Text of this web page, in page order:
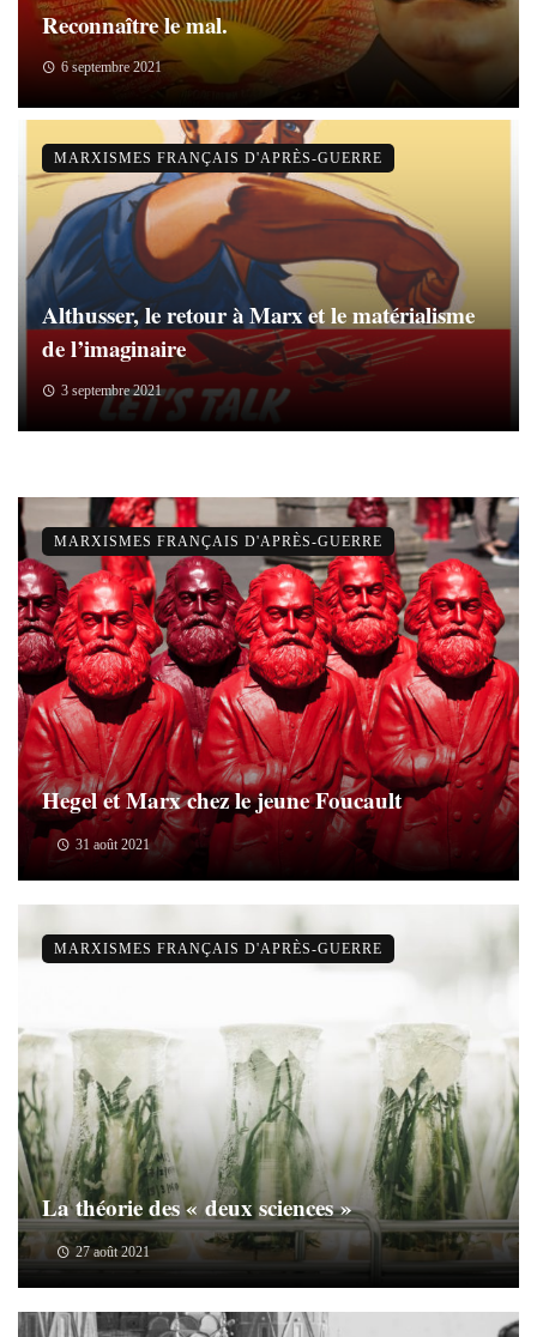
Reconnaître le mal.
6 septembre 2021
Althusser, le retour à Marx et le matérialisme
de l’imaginaire
3 septembre 2021
MARXISMES FRANÇAIS D'APRÈS-GUERRE
Hegel et Marx chez le jeune Foucault
31 août 2021
MARXISMES FRANÇAIS D'APRÈS-GUERRE
La théorie des « deux sciences »
27 août 2021
MARXISMES FRANÇAIS D'APRÈS-GUERRE